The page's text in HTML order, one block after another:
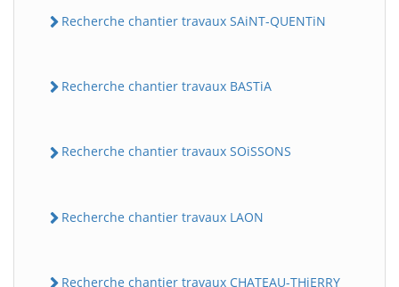
Recherche chantier travaux SAiNT-QUENTiN
Recherche chantier travaux BASTiA
Recherche chantier travaux SOiSSONS
Recherche chantier travaux LAON
Recherche chantier travaux CHATEAU-THiERRY